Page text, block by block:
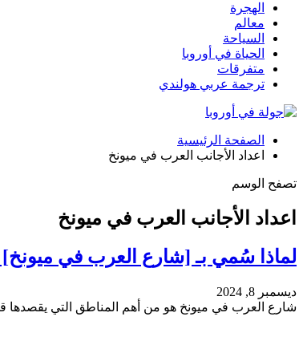
الهجرة
معالم
السياحة
الحياة في أوروبا
متفرقات
ترجمة عربي هولندي
الصفحة الرئيسية
اعداد الأجانب العرب في ميونخ
تصفح الوسم
اعداد الأجانب العرب في ميونخ
لماذا سُمي بـ [شارع العرب في
ديسمبر 8, 2024
شارع العرب في ميونخ هو من أهم المناطق التي يقصدها